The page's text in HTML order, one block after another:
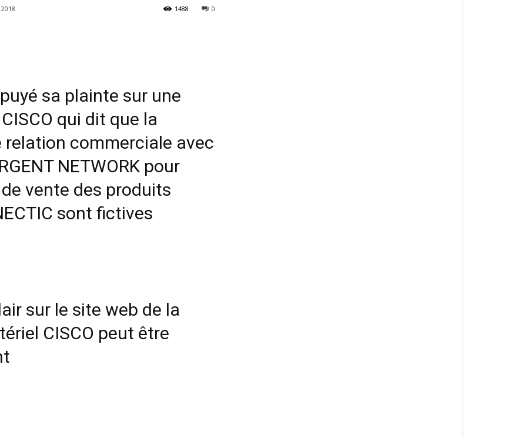
0
1488
sa plainte sur une
qui dit que la
relation commerciale avec
NETWORK pour
vente des produits
sont fictives
sur le site web de la
CISCO peut être